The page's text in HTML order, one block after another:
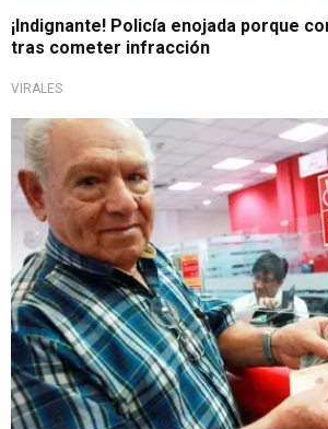
¡Indignante! Policía enojada porque
tras cometer infracción
VIRALES
Decreto Ley 19990